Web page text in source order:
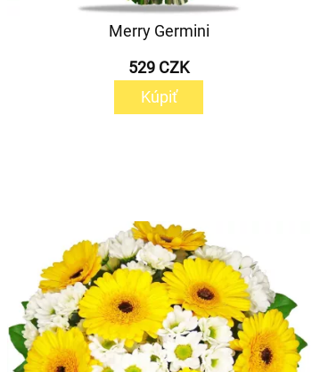
Merry Germini
529 CZK
Kúpiť